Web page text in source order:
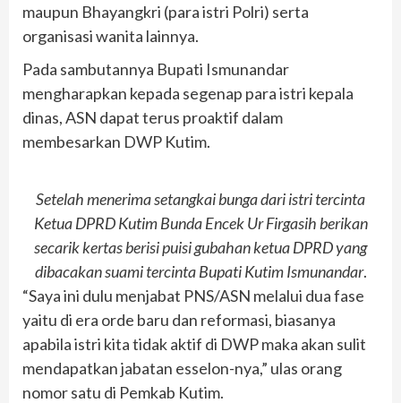
maupun Bhayangkri (para istri Polri) serta
organisasi wanita lainnya.
Pada sambutannya Bupati Ismunandar
mengharapkan kepada segenap para istri kepala
dinas, ASN dapat terus proaktif dalam
membesarkan DWP Kutim.
Setelah menerima setangkai bunga dari istri tercinta
Ketua DPRD Kutim Bunda Encek Ur Firgasih berikan
secarik kertas berisi puisi gubahan ketua DPRD yang
dibacakan suami tercinta Bupati Kutim Ismunandar.
“Saya ini dulu menjabat PNS/ASN melalui dua fase
yaitu di era orde baru dan reformasi, biasanya
apabila istri kita tidak aktif di DWP maka akan sulit
mendapatkan jabatan esselon-nya,” ulas orang
nomor satu di Pemkab Kutim.